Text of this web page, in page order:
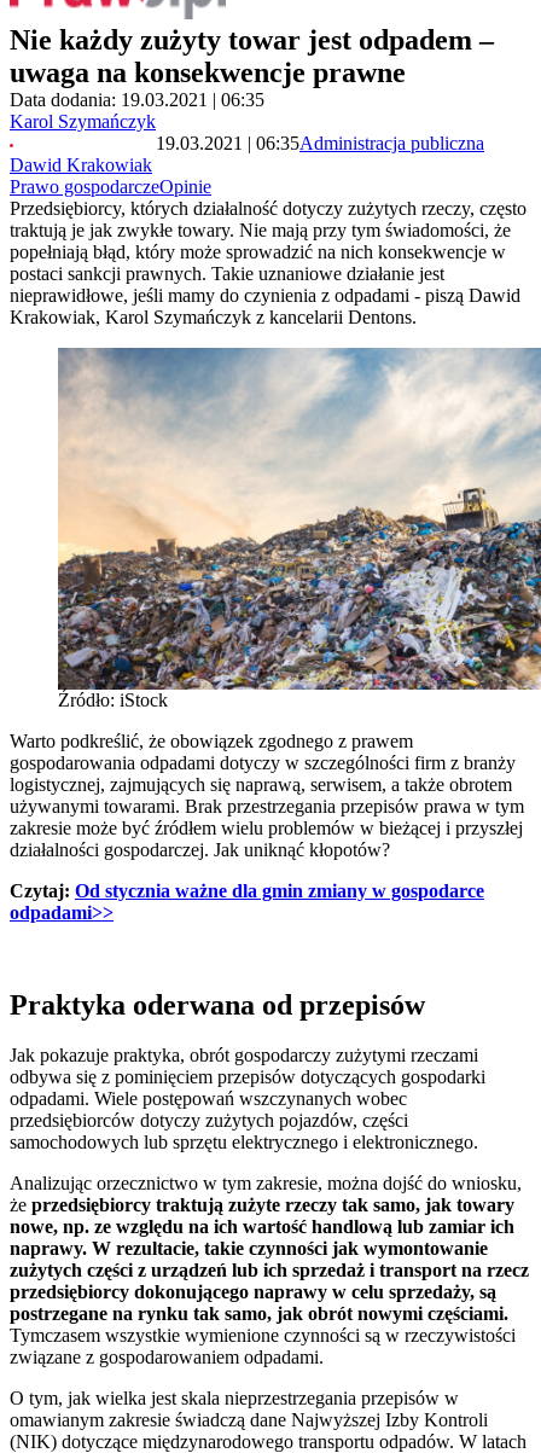
Nie każdy zużyty towar jest odpadem –
uwaga na konsekwencje prawne
Data dodania: 19.03.2021 | 06:35
Karol Szymańczyk
Dawid Krakowiak
19.03.2021 | 06:35Administracja publiczna
Prawo gospodarczeOpinie
Przedsiębiorcy, których działalność dotyczy zużytych rzeczy, często
traktują je jak zwykłe towary. Nie mają przy tym świadomości, że
popełniają błąd, który może sprowadzić na nich konsekwencje w
postaci sankcji prawnych. Takie uznaniowe działanie jest
nieprawidłowe, jeśli mamy do czynienia z odpadami - piszą Dawid
Krakowiak, Karol Szymańczyk z kancelarii Dentons.
Źródło: iStock
Warto podkreślić, że obowiązek zgodnego z prawem
gospodarowania odpadami dotyczy w szczególności firm z branży
logistycznej, zajmujących się naprawą, serwisem, a także obrotem
używanymi towarami. Brak przestrzegania przepisów prawa w tym
zakresie może być źródłem wielu problemów w bieżącej i przyszłej
działalności gospodarczej. Jak uniknąć kłopotów?
Czytaj: Od stycznia ważne dla gmin zmiany w gospodarce
odpadami>>
Praktyka oderwana od przepisów
Jak pokazuje praktyka, obrót gospodarczy zużytymi rzeczami
odbywa się z pominięciem przepisów dotyczących gospodarki
odpadami. Wiele postępowań wszczynanych wobec
przedsiębiorców dotyczy zużytych pojazdów, części
samochodowych lub sprzętu elektrycznego i elektronicznego.
Analizując orzecznictwo w tym zakresie, można dojść do wniosku,
że przedsiębiorcy traktują zużyte rzeczy tak samo, jak towary
nowe, np. ze względu na ich wartość handlową lub zamiar ich
naprawy. W rezultacie, takie czynności jak wymontowanie
zużytych części z urządzeń lub ich sprzedaż i transport na rzecz
przedsiębiorcy dokonującego naprawy w celu sprzedaży, są
postrzegane na rynku tak samo, jak obrót nowymi częściami.
Tymczasem wszystkie wymienione czynności są w rzeczywistości
związane z gospodarowaniem odpadami.
O tym, jak wielka jest skala nieprzestrzegania przepisów w
omawianym zakresie świadczą dane Najwyższej Izby Kontroli
(NIK) dotyczące międzynarodowego transportu odpadów. W latach